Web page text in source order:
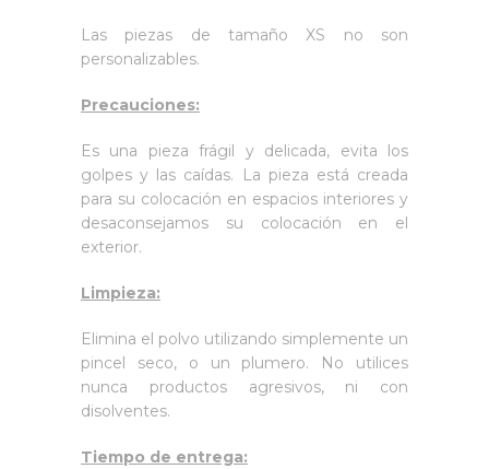
Las piezas de tamaño XS no son
personalizables.
Precauciones:
Es una pieza frágil y delicada, evita los
golpes y las caídas. La pieza está creada
para su colocación en espacios interiores y
desaconsejamos su colocación en el
exterior.
Limpieza:
Elimina el polvo utilizando simplemente un
pincel seco, o un plumero. No utilices
nunca productos agresivos, ni con
disolventes.
Tiempo de entrega: